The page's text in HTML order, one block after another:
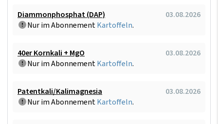
Diammonphosphat (DAP)
03.08.2026
Nur im AbonnementKartoffeln.
40er Kornkali + MgO
03.08.2026
Nur im AbonnementKartoffeln.
Patentkali/Kalimagnesia
03.08.2026
Nur im AbonnementKartoffeln.